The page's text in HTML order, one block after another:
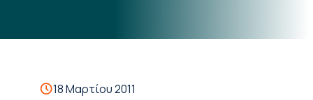
18 Μαρτίου 2011